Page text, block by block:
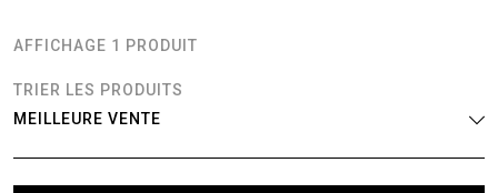
AFFICHAGE 1 PRODUIT
TRIER LES PRODUITS